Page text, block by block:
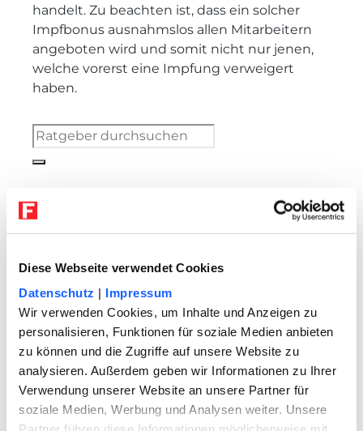
Diese Webseite verwendet Cookies
Datenschutz | Impressum
Wir verwenden Cookies, um Inhalte und Anzeigen zu
personalisieren, Funktionen für soziale Medien anbieten
zu können und die Zugriffe auf unsere Website zu
analysieren. Außerdem geben wir Informationen zu Ihrer
Verwendung unserer Website an unsere Partner für
soziale Medien, Werbung und Analysen weiter. Unsere
handelt. Zu beachten ist, dass ein solcher
Impfbonus ausnahmslos allen Mitarbeitern
angeboten wird und somit nicht nur jenen,
welche vorerst eine Impfung verweigert
haben.
Gut zu wissen:
Aktuell sind die Covid-19-Schutzimpfungen
Bevölkerung
kostenlos
. An den
jeweiligen Krankenkassen entsprechend
ihres Versicherungsanteils. Dies regelt sich in
§10 der CoronaImpfV. Somit sind
Arbeitnehmer sowie auch die jeweiligen
Arbeitgeber nicht zur Kostenübernahme
verpflichtet.